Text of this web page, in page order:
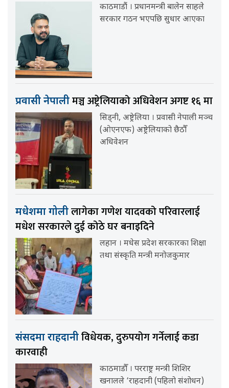
काठमाडौं । प्रधानमन्त्री बालेन साहले
सरकार गठन भएपछि सुधार आएका
प्रवासी नेपालीमञ्च अष्ट्रेलियाको अधिवेशन अगष्ट १६ मा
सिड्नी, अष्ट्रेलिया । प्रवासी नेपाली मञ्च
(ओएनएफ) अष्ट्रेलियाको छैठौँ
अधिवेशन
मधेशमा गोलीलागेका गणेश यादवको परिवारलाई
मधेश सरकारले दुई कोठे घर बनाइदिने
लहान । मधेस प्रदेश सरकारका शिक्षा
तथा संस्कृति मन्त्री मनोजकुमार
संसदमा राहदानीविधेयक, दुरुपयोग गर्नेलाई कडा
कारवाही
काठमाडौँ । परराष्ट्र मन्त्री शिशिर
खनालले ‘राहदानी (पहिलो संशोधन)